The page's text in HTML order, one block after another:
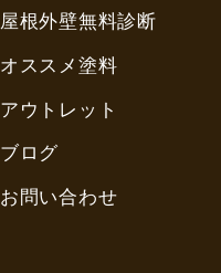
屋根外壁無料診断
オススメ塗料
アウトレット
ブログ
お問い合わせ